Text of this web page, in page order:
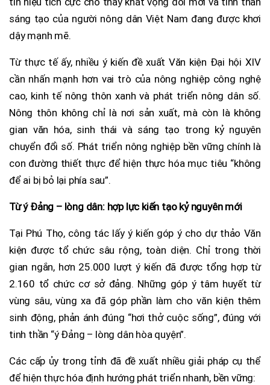
sáng tạo của người nông dân Việt Nam đang được khơi
dậy mạnh mẽ.
Từ thực tế ấy, nhiều ý kiến đề xuất Văn kiện Đại hội XIV
cần nhấn mạnh hơn vai trò của nông nghiệp công nghệ
cao, kinh tế nông thôn xanh và phát triển nông dân số.
Nông thôn không chỉ là nơi sản xuất, mà còn là không
gian văn hóa, sinh thái và sáng tạo trong kỷ nguyên
chuyển đổi số. Phát triển nông nghiệp bền vững chính là
con đường thiết thực để hiện thực hóa mục tiêu “không
để ai bị bỏ lại phía sau”.
Từ ý Đảng – lòng dân: hợp lực kiến tạo kỷ nguyên mới
Tại Phú Thọ, công tác lấy ý kiến góp ý cho dự thảo Văn
kiện được tổ chức sâu rộng, toàn diện. Chỉ trong thời
gian ngắn, hơn 25.000 lượt ý kiến đã được tổng hợp từ
2.160 tổ chức cơ sở đảng. Những góp ý tâm huyết từ
vùng sâu, vùng xa đã góp phần làm cho văn kiện thêm
sinh động, phản ánh đúng “hơi thở cuộc sống”, đúng với
tinh thần “ý Đảng – lòng dân hòa quyện”.
Các cấp ủy trong tỉnh đã đề xuất nhiều giải pháp cụ thể
để hiện thực hóa định hướng phát triển nhanh, bền vững: